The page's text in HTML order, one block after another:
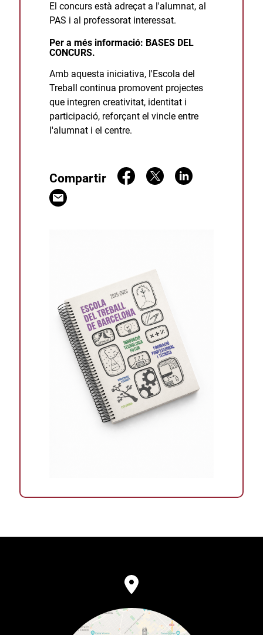
El concurs està adreçat a l'alumnat, al
PAS i al professorat interessat.
Per a més informació: BASES DEL
CONCURS.
Amb aquesta iniciativa, l'Escola del
Treball continua promovent projectes
que integren creativitat, identitat i
participació, reforçant el vincle entre
l'alumnat i el centre.
Compartir